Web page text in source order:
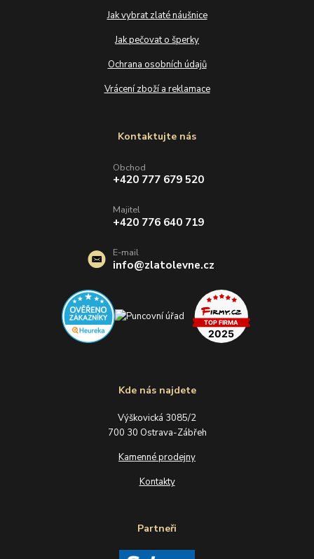
Jak vybrat zlaté náušnice
Jak pečovat o šperky
Ochrana osobních údajů
Vrácení zboží a reklamace
Kde nás najdete
Výškovická 3085/2
700 30 Ostrava-Zábřeh
Kamenné prodejny
Kontakty
Partneři
Kontaktujte nás
Obchod
+420 777 679 520
Majitel
+420 776 640 719
E-mail
info@zlatolevne.cz